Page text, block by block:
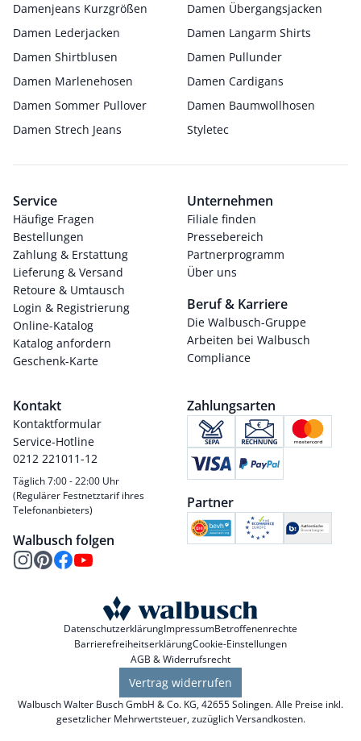
Damenjeans Kurzgrößen
Damen Übergangsjacken
Damen Lederjacken
Damen Langarm Shirts
Damen Shirtblusen
Damen Pullunder
Damen Marlenehosen
Damen Cardigans
Damen Sommer Pullover
Damen Baumwollhosen
Damen Strech Jeans
Styletec
Service
Häufige Fragen
Bestellungen
Zahlung & Erstattung
Lieferung & Versand
Retoure & Umtausch
Login & Registrierung
Online-Katalog
Katalog anfordern
Geschenk-Karte
Unternehmen
Filiale finden
Pressebereich
Partnerprogramm
Über uns
Beruf & Karriere
Die Walbusch-Gruppe
Arbeiten bei Walbusch
Compliance
Kontakt
Kontaktformular
Service-Hotline
0212 221011-12
Täglich 7:00 - 22:00 Uhr
(Regulärer Festnetztarif ihres
Telefonanbieters)
Walbusch folgen
Zahlungsarten
Partner
DatenschutzerklärungImpressumBetroffenenrechte
BarrierefreiheitserklärungCookie-Einstellungen
AGB & Widerrufsrecht
Vertrag widerrufen
Walbusch Walter Busch GmbH & Co. KG, 42655 Solingen. Alle Preise inkl.
gesetzlicher Mehrwertsteuer, zuzüglichVersandkosten.